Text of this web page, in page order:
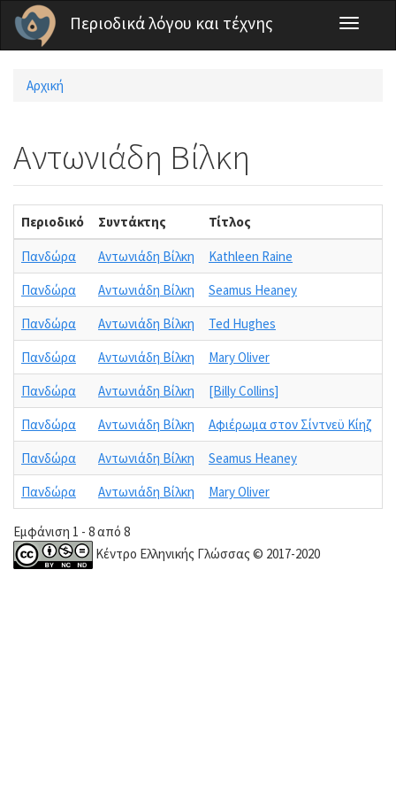
Παράκαμψη προς το κυρίως περιεχόμενο
Περιοδικά λόγου και τέχνης
Toggle
Είστε εδώ
Αρχική
Αντωνιάδη Βίλκη
Περιοδικό Συντάκτης Τίτλος
Πανδώρα Αντωνιάδη Βίλκη
Kathleen Raine
Πανδώρα
Αντωνιάδη Βίλκη
Seamus Heaney
Πανδώρα
Αντωνιάδη Βίλκη
Ted Hughes
Πανδώρα
Αντωνιάδη Βίλκη
Mary Oliver
Πανδώρα
Αντωνιάδη Βίλκη
[Billy Collins]
Πανδώρα
Αντωνιάδη Βίλκη
Αφιέρωμα στον Σίντνεϋ Κίηζ
Πανδώρα
Αντωνιάδη Βίλκη
Seamus Heaney
Πανδώρα
Αντωνιάδη Βίλκη Mary Oliver
Εμφάνιση 1 - 8 από 8
Κέντρο Ελληνικής Γλώσσας © 2017-2020